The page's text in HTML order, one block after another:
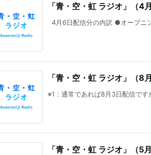
「青・空・虹 ラジオ」（4
4月6日配信分の内訳 ●オープニ
「青・空・虹 ラジオ」（8
※1：通常であれば8月3日配信で
「青・空・虹 ラジオ」（5